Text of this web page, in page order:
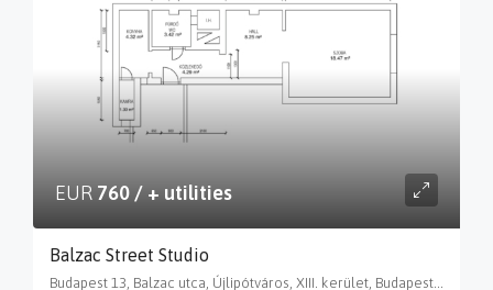
EUR 760 / + utilities
Balzac Street Studio
Budapest 13, Balzac utca, Újlipótváros, XIII. kerület, Budapest, Közép-Magyarország, 1136, Magyarország